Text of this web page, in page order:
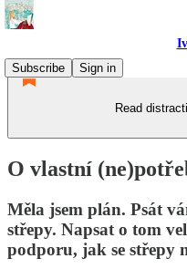
Subscribe
Sign in
Read
O vlastní
Měla jsem plán. Psát
střepy. Napsat o tom
podporu, jak se střepy